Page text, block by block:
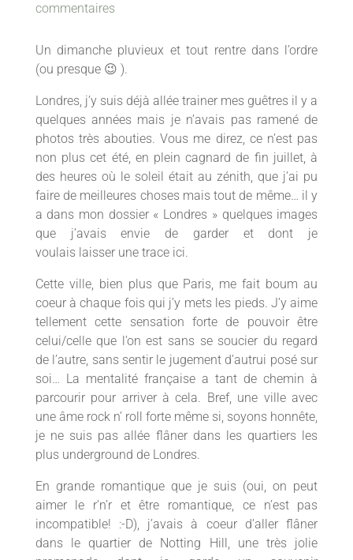
commentaires
Un dimanche pluvieux et tout rentre dans l’ordre
(ou presque 😉 ).
Londres, j’y suis déjà allée trainer mes guêtres il y a
quelques années mais je n’avais pas ramené de
photos très abouties. Vous me direz, ce n’est pas
non plus cet été, en plein cagnard de fin juillet, à
des heures où le soleil était au zénith, que j’ai pu
faire de meilleures choses mais tout de même… il y
a dans mon dossier « Londres » quelques images
que j’avais envie de garder et dont je
voulais laisser une trace ici.
Cette ville, bien plus que Paris, me fait boum au
coeur à chaque fois qui j’y mets les pieds. J’y aime
tellement cette sensation forte de pouvoir être
celui/celle que l’on est sans se soucier du regard
de l’autre, sans sentir le jugement d’autrui posé sur
soi… La mentalité française a tant de chemin à
parcourir pour arriver à cela. Bref, une ville avec
une âme rock n’ roll forte même si, soyons honnête,
je ne suis pas allée flâner dans les quartiers les
plus underground de Londres.
En grande romantique que je suis (oui, on peut
aimer le r’n’r et être romantique, ce n’est pas
incompatible! :-D), j’avais à coeur d’aller flâner
dans le quartier de Notting Hill, une très jolie